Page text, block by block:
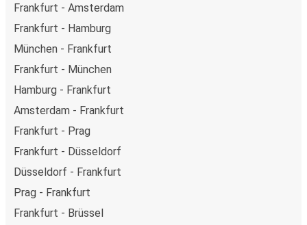
Frankfurt - Amsterdam
Frankfurt - Hamburg
München - Frankfurt
Frankfurt - München
Hamburg - Frankfurt
Amsterdam - Frankfurt
Frankfurt - Prag
Frankfurt - Düsseldorf
Düsseldorf - Frankfurt
Prag - Frankfurt
Frankfurt - Brüssel